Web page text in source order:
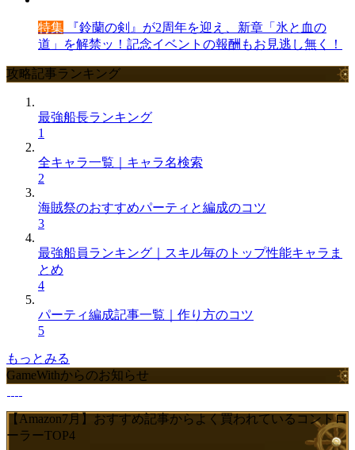
特集 『鈴蘭の剣』が2周年を迎え、新章「氷と血の
道」を解禁ッ！記念イベントの報酬もお見逃し無く！
攻略記事ランキング
最強船長ランキング
1
全キャラ一覧｜キャラ名検索
2
海賊祭のおすすめパーティと編成のコツ
3
最強船員ランキング｜スキル毎のトップ性能キャラま
とめ
4
パーティ編成記事一覧｜作り方のコツ
5
もっとみる
GameWithからのお知らせ
【Amazon7月】おすすめ記事からよく買われているコントロ
ーラーTOP4